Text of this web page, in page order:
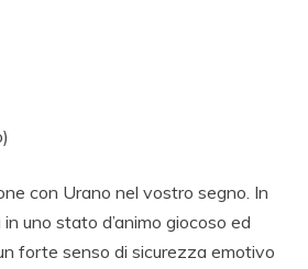
con Urano nel vostro segno. In
uno stato d’animo giocoso ed
forte senso di sicurezza emotivo